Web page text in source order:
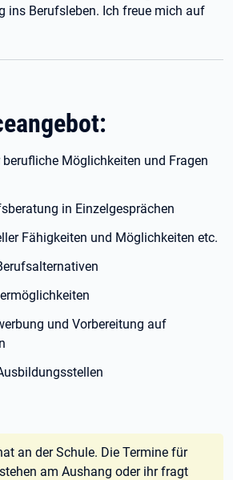
ins Berufsleben. Ich freue mich auf
berufliche Möglichkeiten und Fragen
in Einzelgesprächen
Fähigkeiten und Möglichkeiten etc.
und Vorbereitung auf
an der Schule. Die Termine für
am Aushang oder ihr fragt